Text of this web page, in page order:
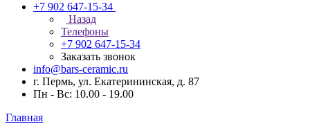
+7 902 647-15-34
Назад
Телефоны
+7 902 647-15-34
Заказать звонок
info@bars-ceramic.ru
г. Пермь, ул. Екатерининская, д. 87
Пн - Вс: 10.00 - 19.00
Главная